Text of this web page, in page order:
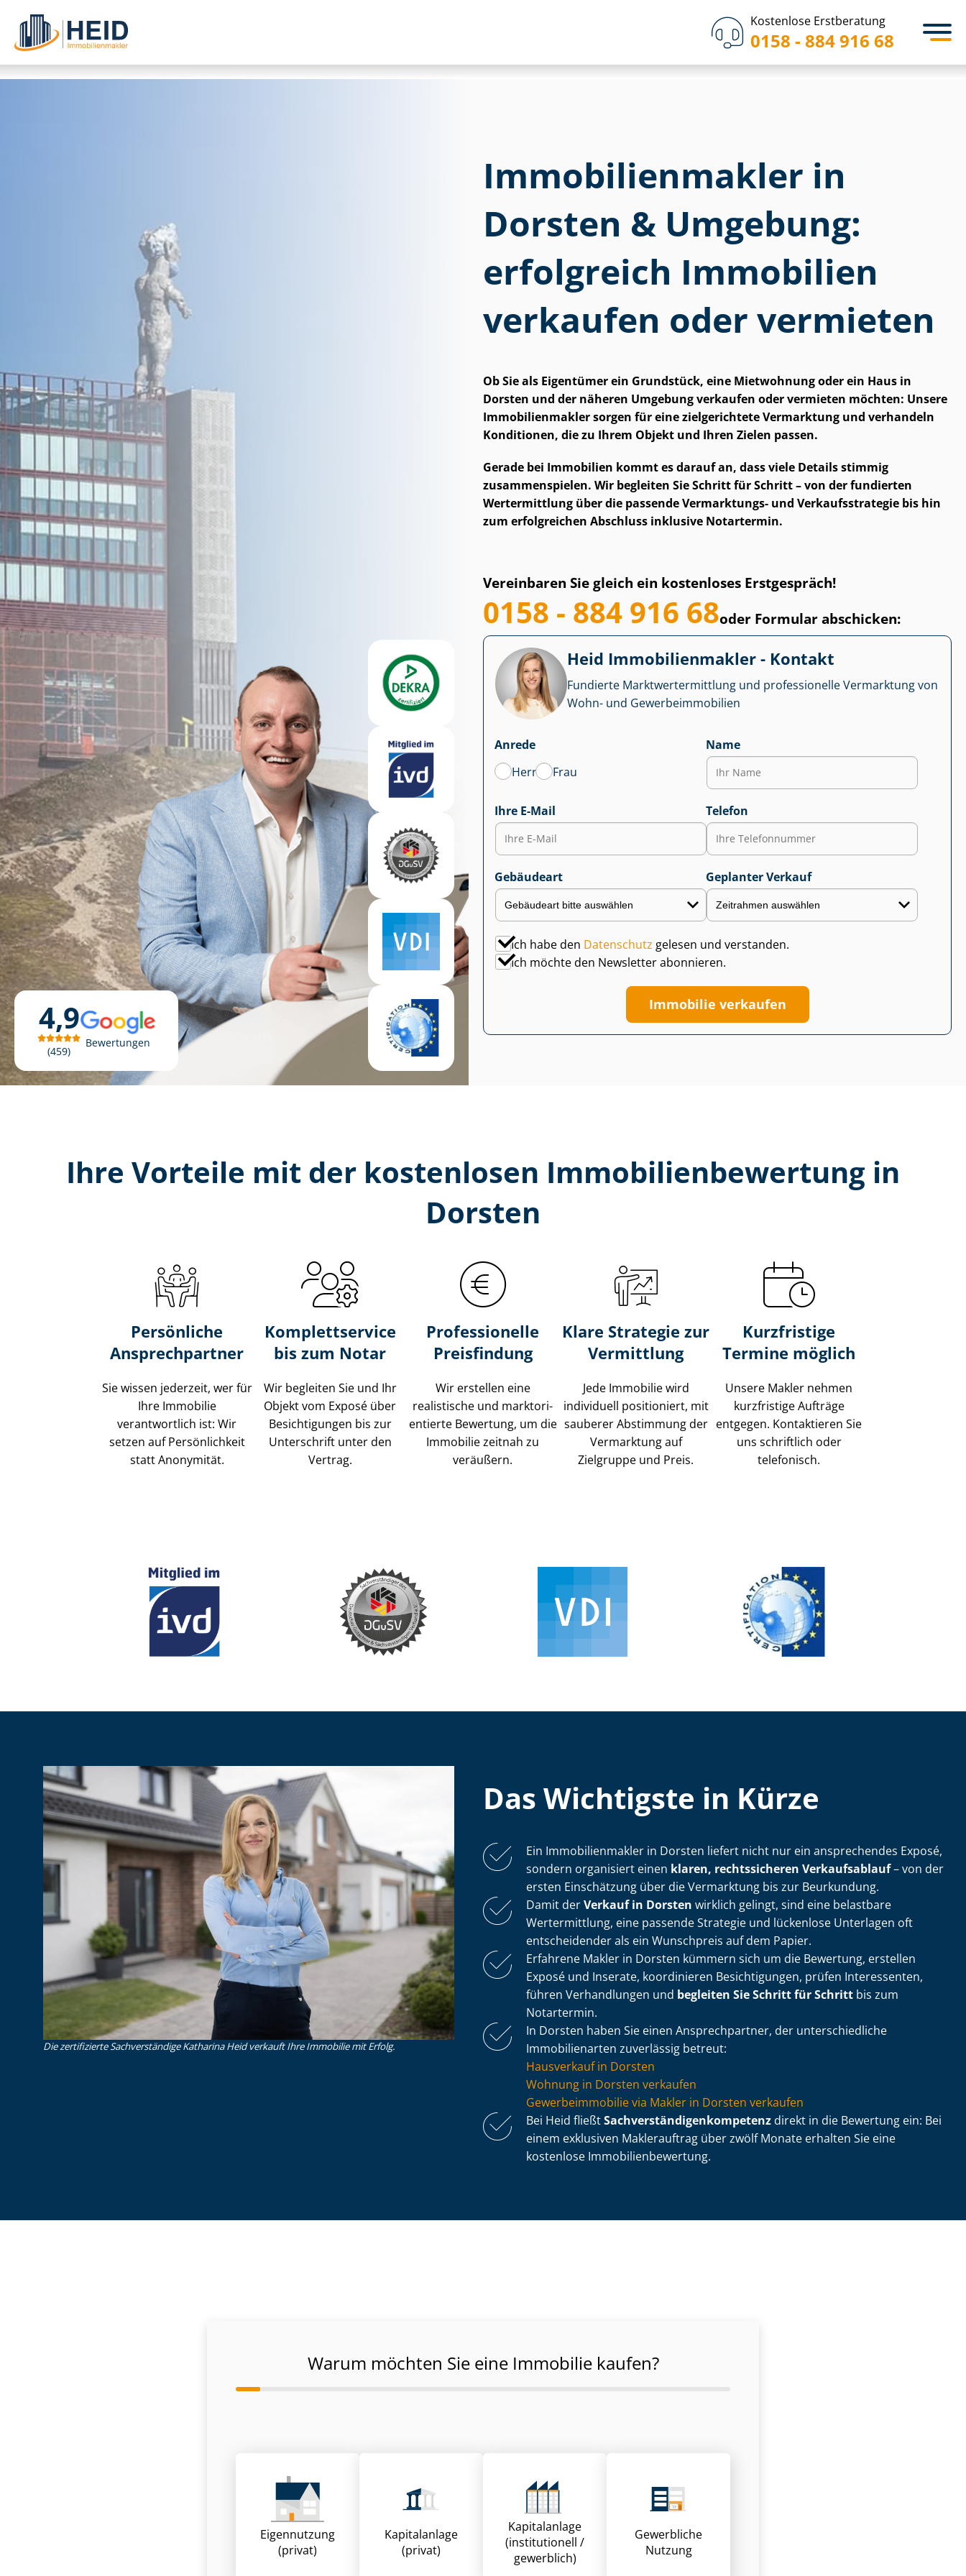
Kostenlose Erstberatung
0158 - 884 916 68
4,9
459
Bewertungen
Im­mo­bi­li­en­mak­ler in
Dorsten & Umgebung:
erfolgreich Immobilien
verkaufen oder vermieten
Ob Sie als Eigentümer ein Grundstück, eine Mietwohnung oder ein Haus in
Dorsten und der näheren Umgebung verkaufen oder vermieten möchten: Unsere
Im­mo­bi­li­en­mak­ler sorgen für eine zielgerichtete Vermarktung und verhandeln
Konditionen, die zu Ihrem Objekt und Ihren Zielen passen.
Gerade bei Immobilien kommt es darauf an, dass viele Details stimmig
zusammenspielen. Wir begleiten Sie Schritt für Schritt – von der fundierten
Wertermittlung über die passende Vermarktungs- und Ver­kaufs­stra­te­gie bis hin
zum erfolgreichen Abschluss inklusive Notartermin.
Vereinbaren Sie gleich ein kostenloses Erstgespräch!
0158 - 884 916 68oder Formular abschicken:
Heid Im­mo­bi­li­en­mak­ler - Kontakt
Fundierte Markt­wert­ermitt­lung und professionelle Vermarktung von
Wohn- und Ge­wer­be­im­mo­bi­li­en
Anrede
Herr
Frau
Name
Ihre E-Mail Telefon
Gebäudeart Geplanter Verkauf
Ich habe den Datenschutz gelesen und verstanden.
Ich möchte den Newsletter abonnieren.
Immobilie verkaufen
Ihre Vorteile mit der kostenlosen Im­mo­bi­li­en­be­wer­tung in
Dorsten
Persönliche
Ansprechpartner
Sie wissen jederzeit, wer für
Ihre Immobilie
verantwortlich ist: Wir
setzen auf Persönlichkeit
statt Anonymität.
Komplettservice
bis zum Notar
Wir begleiten Sie und Ihr
Objekt vom Exposé über
Besichtigungen bis zur
Unterschrift unter den
Vertrag.
Professionelle
Preisfindung
Wir erstellen eine
realistische und markt­ori­
en­tier­te Bewertung, um die
Immobilie zeitnah zu
veräußern.
Klare Strategie zur
Vermittlung
Jede Immobilie wird
individuell positioniert, mit
sauberer Abstimmung der
Vermarktung auf
Zielgruppe und Preis.
Kurzfristige
Termine möglich
Unsere Makler nehmen
kurzfristige Aufträge
entgegen. Kontaktieren Sie
uns schriftlich oder
telefonisch.
Die zertifizierte Sachverständige Katharina Heid verkauft Ihre Immobilie mit Erfolg.
Das Wichtigste in Kürze
Ein Im­mo­bi­li­en­mak­ler in Dorsten liefert nicht nur ein ansprechendes Exposé,
sondern organisiert einen klaren, rechtssicheren Verkaufsablauf– von der
ersten Einschätzung über die Vermarktung bis zur Beurkundung.
Damit derVerkauf in Dorsten wirklich gelingt, sind eine belastbare
Wertermittlung, eine passende Strategie und lückenlose Unterlagen oft
entscheidender als ein Wunschpreis auf dem Papier.
Erfahrene Makler in Dorsten kümmern sich um die Bewertung, erstellen
Exposé und Inserate, koordinieren Besichtigungen, prüfen Interessenten,
führen Verhandlungen und begleiten Sie Schritt für Schritt bis zum
Notartermin.
In Dorsten haben Sie einen Ansprechpartner, der un­ter­schied­li­che
Immobilienarten zuverlässig betreut:
Hausverkauf in Dorsten
Wohnung in Dorsten verkaufen
Ge­wer­be­im­mo­bi­lie via Makler in Dorsten verkaufen
Bei Heid fließtSach­ver­stän­di­gen­kom­pe­tenz direkt in die Bewertung ein: Bei
einem exklusiven Maklerauftrag über zwölf Monate erhalten Sie eine
kostenlose Im­mo­bi­li­en­be­wer­tung.
Warum möchten Sie eine Immobilie kaufen?
Eigennutzung
(privat)
Kapitalanlage
(privat)
Kapitalanlage
(institutionell /
gewerblich)
Gewerbliche
Nutzung